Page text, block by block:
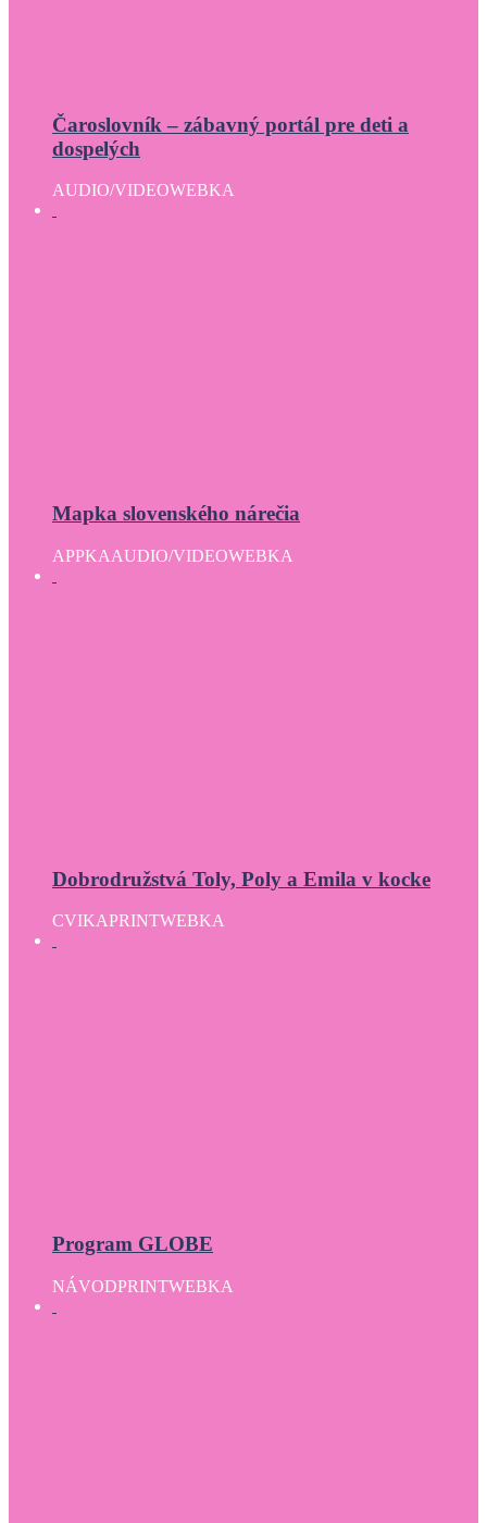
Čaroslovník – zábavný portál pre deti a
dospelých
AUDIO/VIDEOWEBKA
Mapka slovenského nárečia
APPKAAUDIO/VIDEOWEBKA
Dobrodružstvá Toly, Poly a Emila v kocke
CVIKAPRINTWEBKA
Program GLOBE
NÁVODPRINTWEBKA